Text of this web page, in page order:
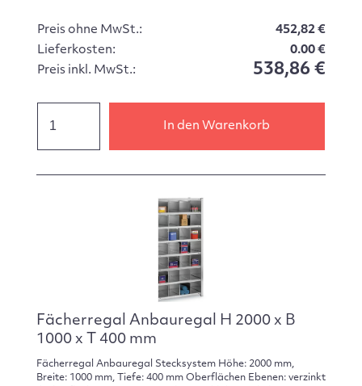
Preis ohne MwSt.:
452,82 €
Lieferkosten:
0.00 €
Preis inkl. MwSt.:
538,86 €
In den Warenkorb
Fächerregal Anbauregal H 2000 x B
1000 x T 400 mm
Fächerregal Anbauregal Stecksystem Höhe: 2000 mm,
Breite: 1000 mm, Tiefe: 400 mm Oberflächen Ebenen: verzinkt